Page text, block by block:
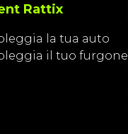
Rattix
la tua auto
il tuo furgone